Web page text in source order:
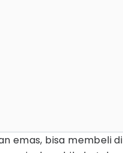
emas, bisa membeli di